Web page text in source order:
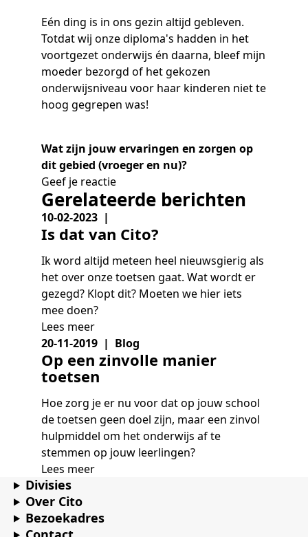
Eén ding is in ons gezin altijd gebleven.
Totdat wij onze diploma's hadden in het
voortgezet onderwijs én daarna, bleef mijn
moeder bezorgd of het gekozen
onderwijsniveau voor haar kinderen niet te
hoog gegrepen was!
Wat zijn jouw ervaringen en zorgen op
dit gebied (vroeger en nu)?
Geef je reactie
Gerelateerde berichten
10-02-2023 |
Is dat van Cito?
Ik word altijd meteen heel nieuwsgierig als
het over onze toetsen gaat. Wat wordt er
gezegd? Klopt dit? Moeten we hier iets
mee doen?
Lees meer
20-11-2019 | Blog
Op een zinvolle manier
toetsen
Hoe zorg je er nu voor dat op jouw school
de toetsen geen doel zijn, maar een zinvol
hulpmiddel om het onderwijs af te
stemmen op jouw leerlingen?
Lees meer
Divisies
Over Cito
Bezoekadres